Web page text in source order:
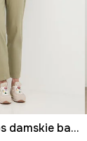
Spodnie chinos damskie bawełniane z elastanem